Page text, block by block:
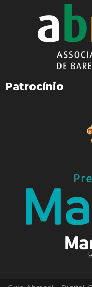
Patrocínio
Facebook
Telegram
Twitter